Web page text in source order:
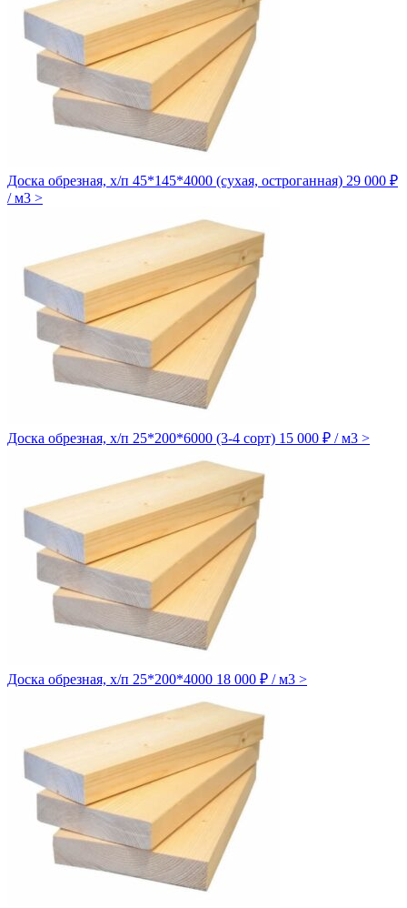
Доска обрезная, х/п 45*145*4000 (сухая, остроганная) 29 000 ₽
/ м3 >
Доска обрезная, х/п 25*200*6000 (3-4 сорт) 15 000 ₽ / м3 >
Доска обрезная, х/п 25*200*4000 18 000 ₽ / м3 >